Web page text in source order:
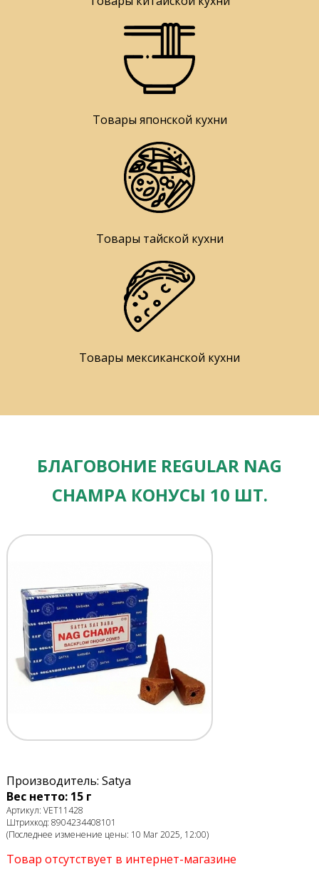
Товары японской кухни
Товары тайской кухни
Товары мексиканской кухни
БЛАГОВОНИЕ REGULAR NAG
CHAMPA КОНУСЫ 10 ШТ.
Производитель: Satya
Вес нетто: 15 г
Артикул: VET11428
Штрихкод: 8904234408101
(Последнее изменение цены: 10 Mar 2025, 12:00)
Товар отсутствует в интернет-магазине